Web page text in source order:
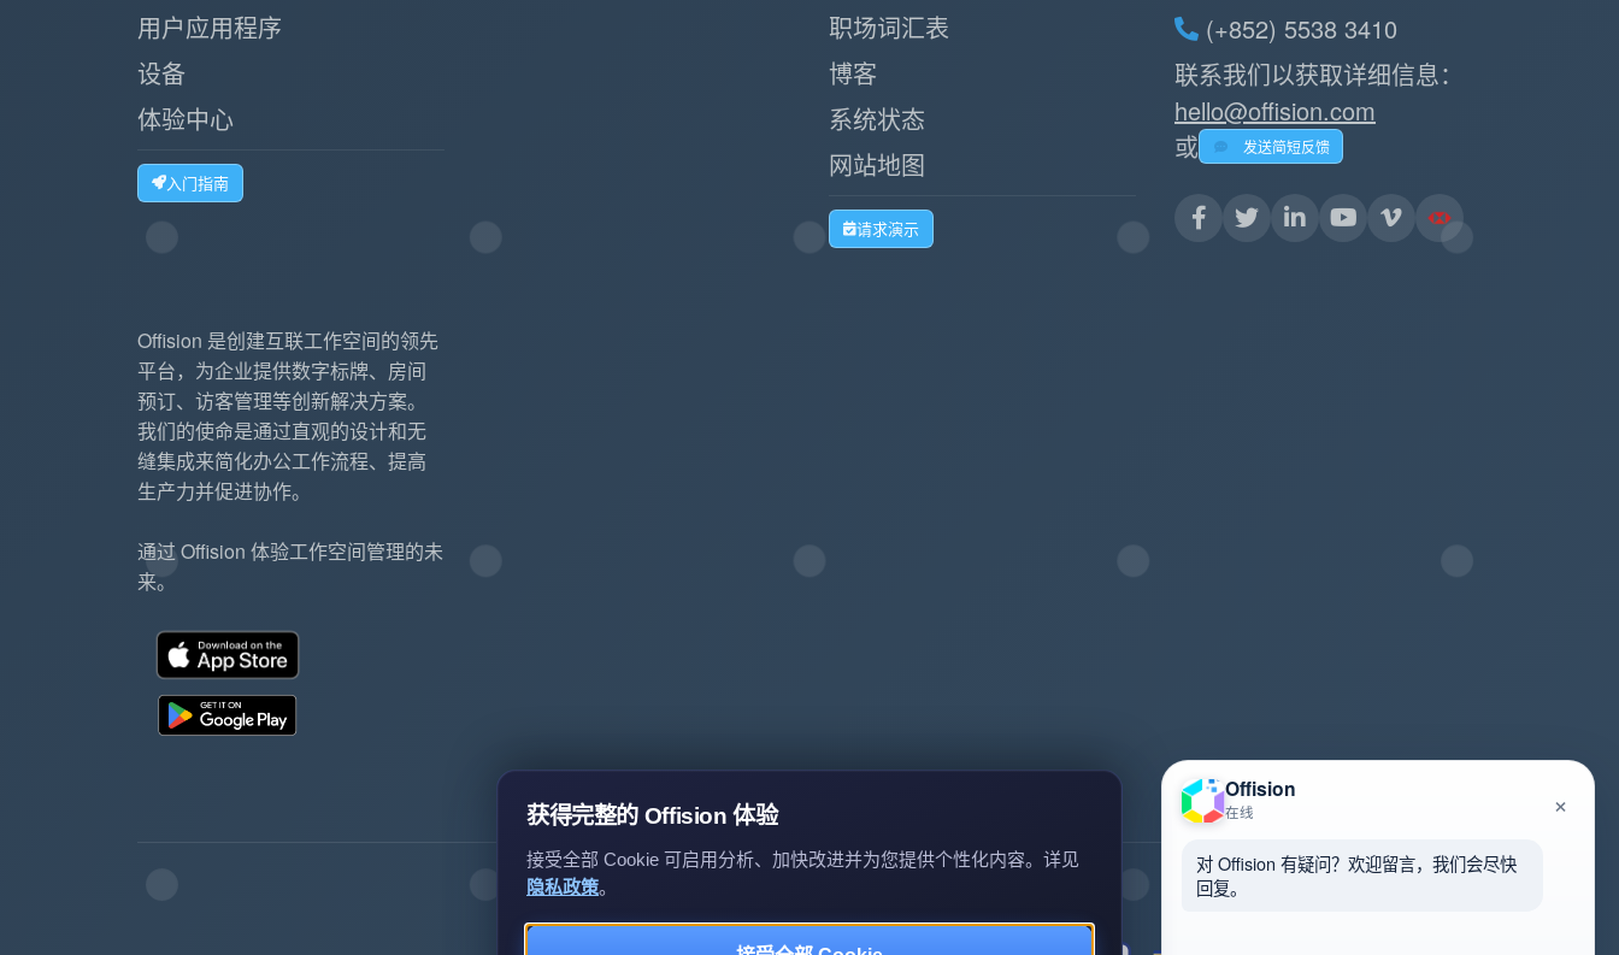
用户应用程序
设备
体验中心
入门指南
职场词汇表
博客
系统状态
网站地图
请求演示
(+852) 5538 3410
联系我们以获取详细信息：
hello@offision.com
或
发送简短反馈
Offision 是创建互联工作空间的领先
平台，为企业提供数字标牌、房间
预订、访客管理等创新解决方案。
我们的使命是通过直观的设计和无
缝集成来简化办公工作流程、提高
生产力并促进协作。
通过 Offision 体验工作空间管理的未
来。
Offision
在线 ×
对 Offision 有疑问？欢迎留言，我们会尽快
回复。
获得完整的 Offision 体验
接受全部 Cookie 可启用分析、加快改进并为您提供个性化内容。详见
隐私政策。